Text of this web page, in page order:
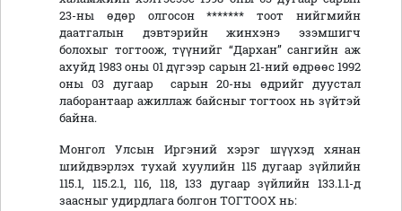
23-ны өдөр олгосон ******* тоот нийгмийн
даатгалын дэвтэрийн жинхэнэ эзэмшигч
болохыг тогтоож, түүнийг “Дархан” сангийн аж
ахуйд 1983 оны 01 дүгээр сарын 21-ний өдрөөс 1992
оны 03 дугаар сарын 20-ны өдрийг дуустал
лаборантаар ажиллаж байсныг тогтоох нь зүйтэй
байна.
Монгол Улсын Иргэний хэрэг шүүхэд хянан
шийдвэрлэх тухай хуулийн 115 дугаар зүйлийн
115.1, 115.2.1, 116, 118, 133 дугаар зүйлийн 133.1.1-д
заасныг удирдлага болгон ТОГТООХ нь: